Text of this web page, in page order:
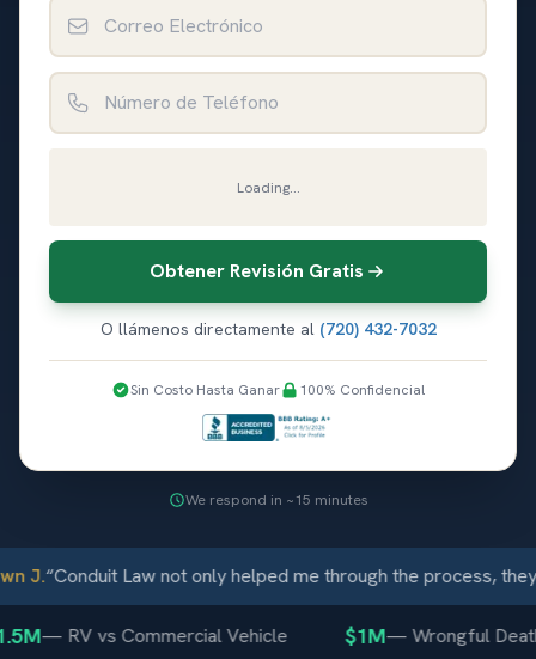
Loading...
Obtener Revisión Gratis
O llámenos directamente al (720) 432-7032
Sin Costo Hasta Ganar 100% Confidencial
We respond in ~15 minutes
J.“Conduit Law not only helped me through the process, they
—RV vs Commercial Vehicle $1M—Wrongful Death